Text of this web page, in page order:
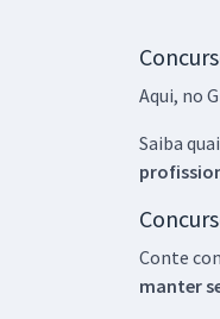
Aqui, no
Saiba
Conte
manter